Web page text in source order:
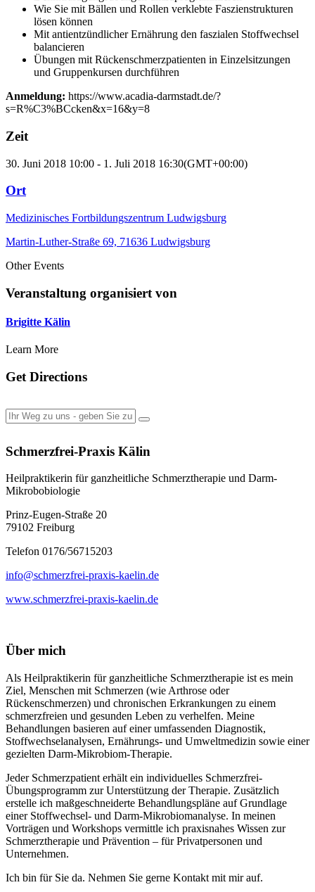
Wie Sie mit Bällen und Rollen verklebte Faszienstrukturen
lösen können
Mit antientzündlicher Ernährung den faszialen Stoffwechsel
balancieren
Übungen mit Rückenschmerzpatienten in Einzelsitzungen
und Gruppenkursen durchführen
Anmeldung: https://www.acadia-darmstadt.de/?
s=R%C3%BCcken&x=16&y=8
Zeit
30. Juni 2018 10:00 - 1. Juli 2018 16:30(GMT+00:00)
Ort
Medizinisches Fortbildungszentrum Ludwigsburg
Martin-Luther-Straße 69, 71636 Ludwigsburg
Other Events
Veranstaltung organisiert von
Brigitte Kälin
Learn More
Get Directions
Schmerzfrei-Praxis Kälin
Heilpraktikerin für ganzheitliche Schmerztherapie und Darm-
Mikrobobiologie
Prinz-Eugen-Straße 20
79102 Freiburg
Telefon 0176/56715203
info@schmerzfrei-praxis-kaelin.de
www.schmerzfrei-praxis-kaelin.de
Über mich
Als Heilpraktikerin für ganzheitliche Schmerztherapie ist es mein
Ziel, Menschen mit Schmerzen (wie Arthrose oder
Rückenschmerzen) und chronischen Erkrankungen zu einem
schmerzfreien und gesunden Leben zu verhelfen. Meine
Behandlungen basieren auf einer umfassenden Diagnostik,
Stoffwechselanalysen, Ernährungs- und Umweltmedizin sowie einer
gezielten Darm-Mikrobiom-Therapie.
Jeder Schmerzpatient erhält ein individuelles Schmerzfrei-
Übungsprogramm zur Unterstützung der Therapie. Zusätzlich
erstelle ich maßgeschneiderte Behandlungspläne auf Grundlage
einer Stoffwechsel- und Darm-Mikrobiomanalyse. In meinen
Vorträgen und Workshops vermittle ich praxisnahes Wissen zur
Schmerztherapie und Prävention – für Privatpersonen und
Unternehmen.
Ich bin für Sie da. Nehmen Sie gerne Kontakt mit mir auf.